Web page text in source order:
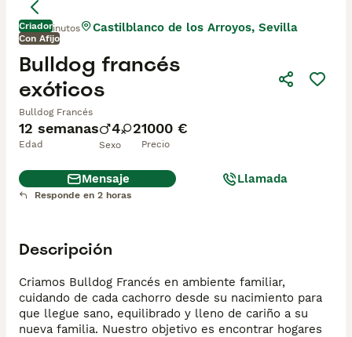
Criador
Con Afijo
Mamá
Mamá
12 semanas
Edad
4 2
Sexo
1000 €
Precio
Bulldog francés
exóticos
Bulldog Francés
11 minutos Castilblanco de los Arroyos, Sevilla
Mensaje Llamada
Responde en 2 horas
Descripción
Criamos Bulldog Francés en ambiente familiar,
cuidando de cada cachorro desde su nacimiento para
que llegue sano, equilibrado y lleno de cariño a su
nueva familia. Nuestro objetivo es encontrar hogares